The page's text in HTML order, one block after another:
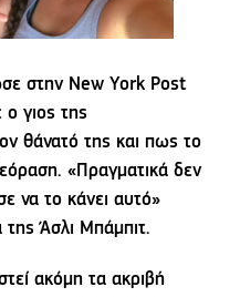
στην New York Post
γιος της
θάνατό της και πως το
«Πραγματικά δεν
να το κάνει αυτό»
Άσλι Μπάμπιτ.
ακόμη τα ακριβή